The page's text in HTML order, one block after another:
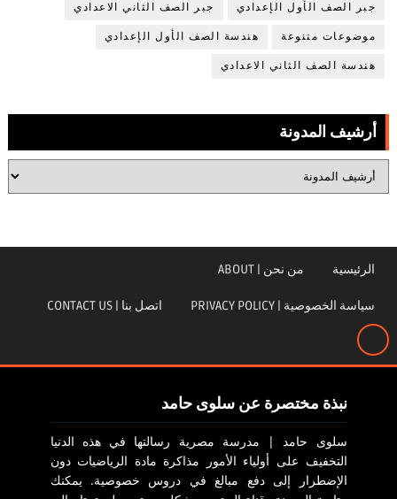
جبر الصف الأول الإعدادي جبر الصف الثاني الاعدادي
موضوعات متنوعة هندسة الصف الأول الإعدادي
هندسة الصف الثاني الاعدادي
أرشيف المدونة
الرئيسية من نحن | ABOUT
سياسة الخصوصية | PRIVACY POLICY اتصل بنا | CONTACT US
نبذة مختصرة عن سلوى حامد
سلوى حامد | مدرسة مصرية رسالتها في هذه الدنيا
التخفيف على أولياء الأمور مذاكرة مادة الرياضيات دون
الإضطرار إلى دفع مبالغ في دروس خصوصية. يمكنك